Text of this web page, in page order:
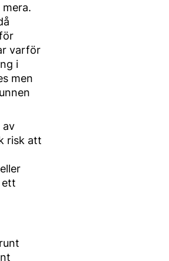
varför
i
men
av
risk att
ett